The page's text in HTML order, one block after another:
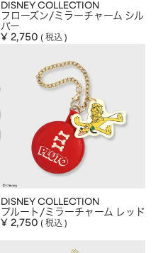
DISNEY COLLECTION
フローズン/ミラーチャーム シル
バー
¥ 2,750 税込
DISNEY COLLECTION
プルート/ミラーチャーム レッド
¥ 2,750 税込